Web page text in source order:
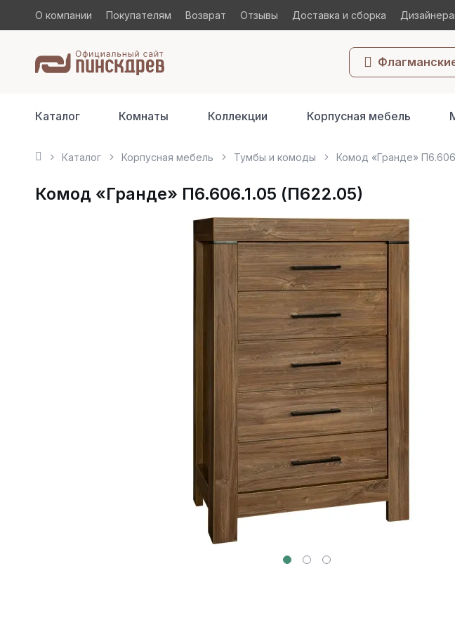
О компании Покупателям Возврат Отзывы Доставка и сборка
Каталог Комнаты Коллекции Корпусная мебель
Каталог Корпусная мебель Тумбы и комоды Комод «Гранде»
Комод «Гранде» П6.606.1.05 (П622.05)